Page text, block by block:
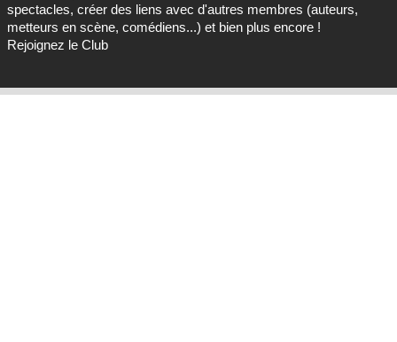
spectacles, créer des liens avec d'autres membres (auteurs,
metteurs en scène, comédiens...) et bien plus encore !
Rejoignez le Club